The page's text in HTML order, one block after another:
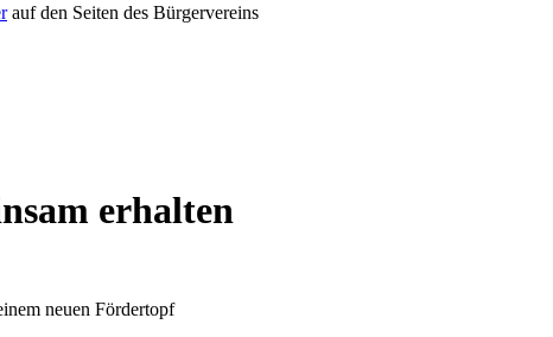
auf den Seiten des Bürgervereins
erhalten
neuen Fördertopf